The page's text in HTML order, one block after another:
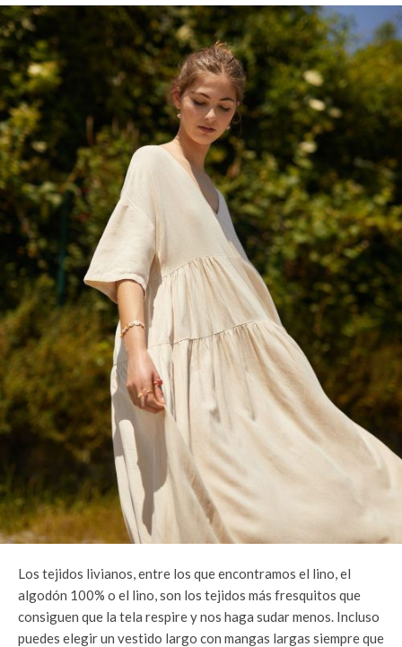
Los tejidos livianos, entre los que encontramos el lino, el
algodón 100% o el lino, son los tejidos más fresquitos que
consiguen que la tela respire y nos haga sudar menos. Incluso
puedes elegir un vestido largo con mangas largas siempre que